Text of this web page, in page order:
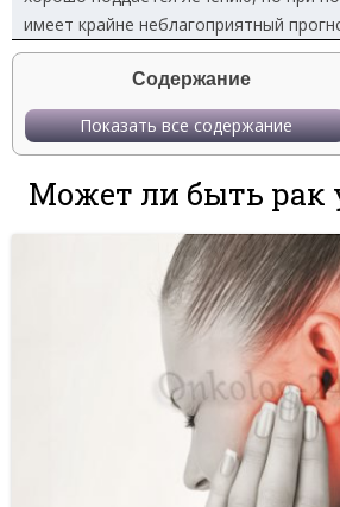
имеет крайне неблагоприятный
Содержание
Показать все содержание
Может ли быть рак